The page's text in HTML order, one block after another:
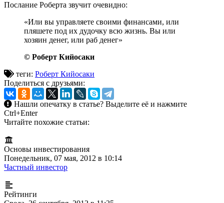
Послание Роберта звучит очевидно:
«Или вы управляете своими финансами, или
пляшете под их дудочку всю жизнь. Вы или
хозяин денег, или раб денег»
© Роберт Кийосаки
теги: Роберт Кийосаки
Поделиться с друзьями:
Нашли опечатку в статье? Выделите её и нажмите
Ctrl+Enter
Читайте похожие статьи:
Основы инвестирования
Понедельник, 07 мая, 2012 в 10:14
Частный инвестор
Рейтинги